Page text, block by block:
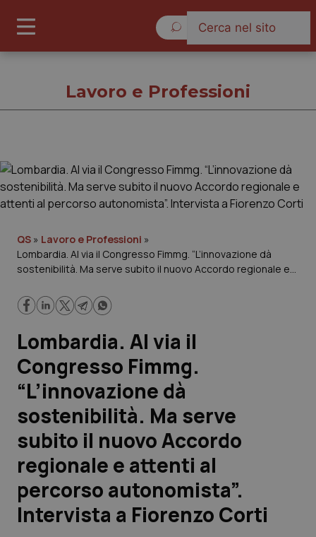
Cronache
Governo e Parlamento
Regioni e Asl
Lavoro e Professioni
Scienza e Farmaci
Studi e Analisi
Lettere al direttore
Edizioni Regionali
QS Pro
Lavoro e Professioni
QS » Lavoro e Professioni »
Lombardia. Al via il Congresso Fimmg. “L’innovazione dà
sostenibilità. Ma serve subito il nuovo Accordo regionale e
Lombardia. Al via il
Congresso Fimmg.
“L’innovazione dà
sostenibilità. Ma serve
subito il nuovo Accordo
regionale e attenti al
percorso autonomista”.
Intervista a Fiorenzo Corti